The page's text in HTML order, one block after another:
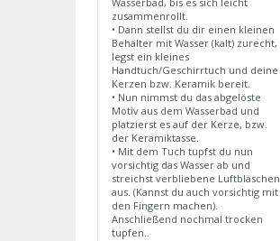
zusammenrollt.
• Dann stellst du dir einen kleinen
Behälter mit Wasser (kalt) zurecht,
legst ein kleines
Handtuch/Geschirrtuch und deine
Kerzen bzw. Keramik bereit.
• Nun nimmst du das abgelöste
Motiv aus dem Wasserbad und
platzierst es auf der Kerze, bzw.
der Keramiktasse.
• Mit dem Tuch tupfst du nun
vorsichtig das Wasser ab und
streichst verbliebene Luftbläschen
aus. (Kannst du auch vorsichtig mit
den Fingern machen).
Anschließend nochmal trocken
tupfen..